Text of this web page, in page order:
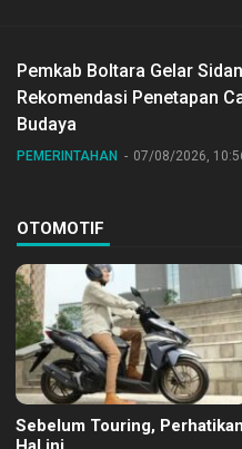
Pemkab Boltara Gelar
Rekomendasi Penetapan
Budaya
PEMERINTAHAN 07/08/2026,
OTOMOTIF
Sebelum Touring, Perhatikan